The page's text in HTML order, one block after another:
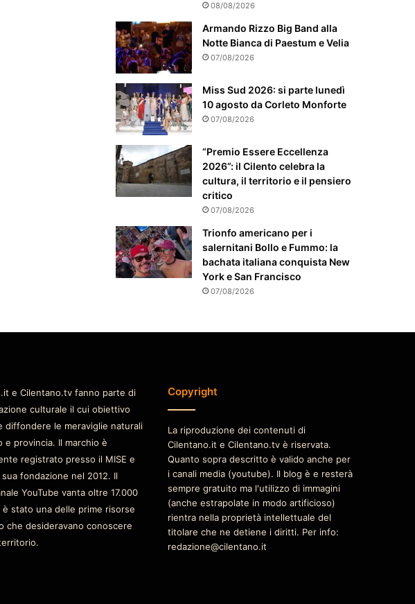
t
e
a
t
t
e
n
z
i
o
n
a
08/08/2026
Armando Rizzo Big Band alla
Notte Bianca di Paestum e Velia
07/08/2026
Miss Sud 2026: si parte lunedì
10 agosto da Corleto Monforte
07/08/2026
“Premio Essere Eccellenza
2026”: il Cilento celebra la
cultura, il territorio e il pensiero
critico
07/08/2026
Trionfo americano per i
salernitani Bollo e Fummo: la
bachata italiana conquista New
York e San Francisco
07/08/2026
e Cilentano.tv fanno parte di
culturale il cui obiettivo
diffondere le meraviglie naturali
e provincia. Il marchio è
registrato presso il MISE e
sua fondazione nel 2012. Il
YouTube vanta oltre 17.000
stato una delle prime risorse
che desideravano conoscere
Copyright
La riproduzione dei contenuti di
Cilentano.it e Cilentano.tv è riservata.
Quanto sopra descritto è valido anche per
i canali media (youtube). Il blog è e resterà
sempre gratuito ma l'utilizzo di immagini
(anche estrapolate in modo artificioso)
rientra nella proprietà intellettuale del
titolare che ne detiene i diritti. Per info:
redazione@cilentano.it